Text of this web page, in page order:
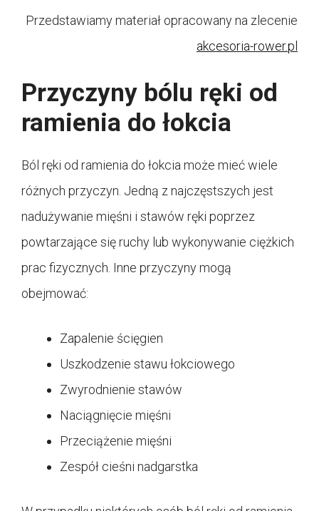
Przedstawiamy materiał opracowany na zlecenie
akcesoria-rower.pl
Przyczyny bólu ręki od
ramienia do łokcia
Ból ręki od ramienia do łokcia może mieć wiele
różnych przyczyn. Jedną z najczęstszych jest
nadużywanie mięśni i stawów ręki poprzez
powtarzające się ruchy lub wykonywanie ciężkich
prac fizycznych. Inne przyczyny mogą
obejmować:
Zapalenie ścięgien
Uszkodzenie stawu łokciowego
Zwyrodnienie stawów
Naciągnięcie mięśni
Przeciążenie mięśni
Zespół cieśni nadgarstka